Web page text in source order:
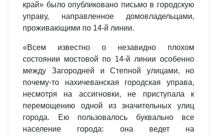
край» было опубликовано письмо в городскую
управу, направленное домовладельцами,
проживающими по 14-й линии.
«Всем известно о незавидно плохом
состоянии мостовой по 14-й линии особенно
между Загородней и Степной улицами, но
почему-то нахичеванская городская управа,
несмотря на ассигновки, не приступала к
перемощению одной из значительных улиц
города. Ею пользовалось буквально все
население города: она ведет на